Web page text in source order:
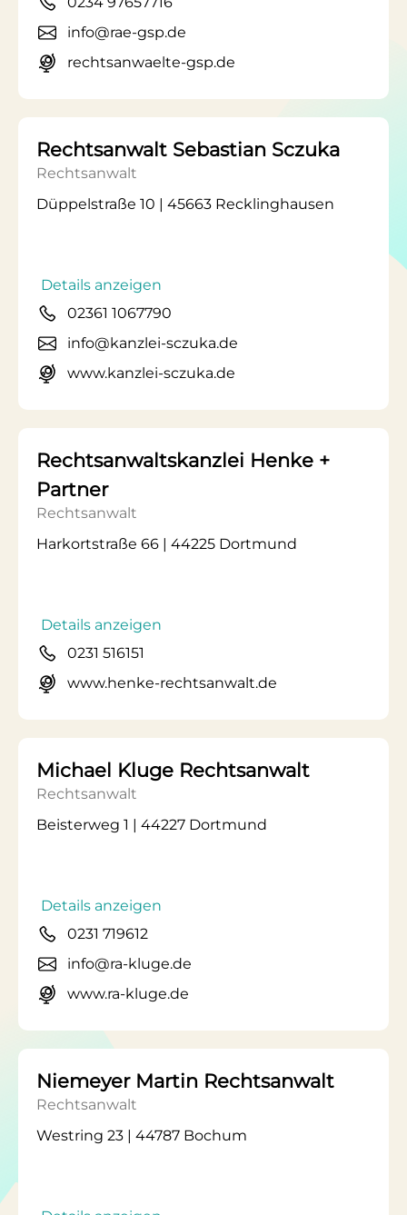
info@rae-gsp.de
rechtsanwaelte-gsp.de
Rechtsanwalt Sebastian Sczuka
Rechtsanwalt
Düppelstraße 10 | 45663 Recklinghausen
Details anzeigen
02361 1067790
info@kanzlei-sczuka.de
www.kanzlei-sczuka.de
Rechtsanwaltskanzlei Henke +
Partner
Rechtsanwalt
Harkortstraße 66 | 44225 Dortmund
Details anzeigen
0231 516151
www.henke-rechtsanwalt.de
Michael Kluge Rechtsanwalt
Rechtsanwalt
Beisterweg 1 | 44227 Dortmund
Details anzeigen
0231 719612
info@ra-kluge.de
www.ra-kluge.de
Niemeyer Martin Rechtsanwalt
Rechtsanwalt
Westring 23 | 44787 Bochum